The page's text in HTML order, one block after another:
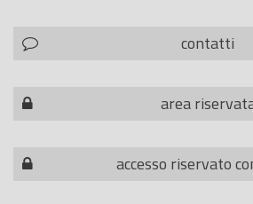
contatti
area
accesso riservato